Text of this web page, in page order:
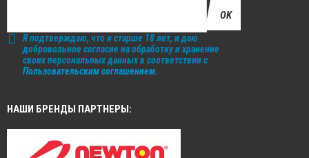
OK
Я подтверждаю, что я старше 18 лет, и даю
добровольное согласие на обработку и хранение
своих персональных данных в соответствии с
Пользовательским соглашением.
НАШИ БРЕНДЫ ПАРТНЕРЫ: